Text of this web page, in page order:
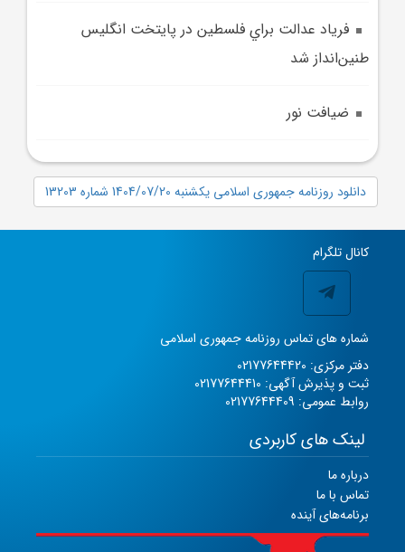
فرياد عدالت براي فلسطين در پايتخت انگليس
طنين‌انداز شد
ضيافت نور
دانلود روزنامه جمهوری اسلامی یکشنبه 1404/07/20 شماره 13203
کانال تلگرام
شماره های تماس روزنامه جمهوری اسلامی
دفتر مرکزی: 02177644420
ثبت و پذیرش آگهی: 02177644410
روابط عمومی: 02177644409
لینک های کاربردی
درباره ما
تماس با ما
برنامه‌های آینده